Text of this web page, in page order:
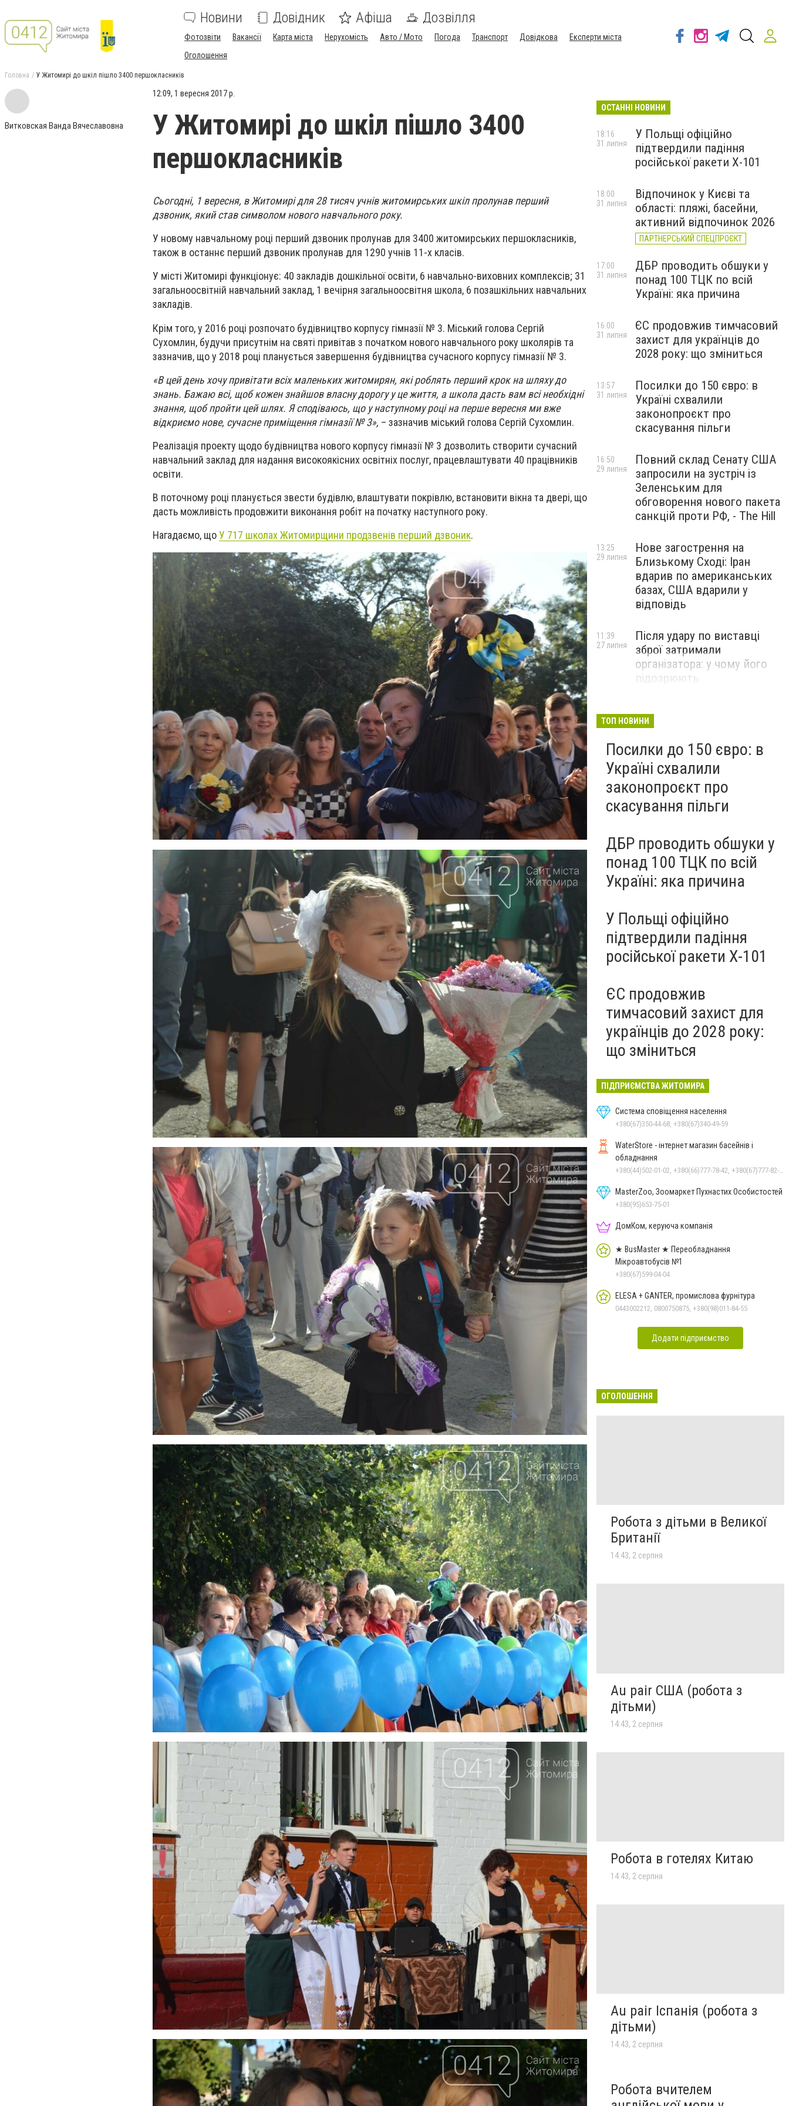
Новини Довідник Афіша Дозвілля
Фотозвіти Вакансії Карта міста Нерухомість Авто / Мото Погода Транспорт Довідкова
Експерти міста
Оголошення
Головна У Житомирі до шкіл пішло 3400 першокласників
Витковская Ванда Вячеславовна
12:09, 1 вересня 2017 р.
У Житомирі до шкіл пішло 3400
першокласників
Сьогодні, 1 вересня, в Житомирі для 28 тисяч учнів житомирських шкіл пролунав перший
дзвоник, який став символом нового навчального року.
У новому навчальному році перший дзвоник пролунав для 3400 житомирських першокласників,
також в останнє перший дзвоник пролунав для 1290 учнів 11-х класів.
У місті Житомирі функціонує: 40 закладів дошкільної освіти, 6 навчально-виховних комплексів; 31
загальноосвітній навчальний заклад, 1 вечірня загальноосвітня школа, 6 позашкільних навчальних
закладів.
Крім того, у 2016 році розпочато будівництво корпусу гімназії № 3. Міський голова Сергій
Сухомлин, будучи присутнім на святі привітав з початком нового навчального року школярів та
зазначив, що у 2018 році планується завершення будівництва сучасного корпусу гімназії № 3.
«В цей день хочу привітати всіх маленьких житомирян, які роблять перший крок на шляху до
знань. Бажаю всі, щоб кожен знайшов власну дорогу у це життя, а школа дасть вам всі необхідні
знання, щоб пройти цей шлях. Я сподіваюсь, що у наступному році на перше вересня ми вже
відкриємо нове, сучасне приміщення гімназії № 3», – зазначив міський голова Сергій Сухомлин.
Реалізація проекту щодо будівництва нового корпусу гімназії № 3 дозволить створити сучасний
навчальний заклад для надання високоякісних освітніх послуг, працевлаштувати 40 працівників
освіти.
В поточному році планується звести будівлю, влаштувати покрівлю, встановити вікна та двері, що
дасть можливість продовжити виконання робіт на початку наступного року.
Нагадаємо, щоУ 717 школах Житомирщини продзвенів перший дзвоник.
ОСТАННІ НОВИНИ
У Польщі офіційно
підтвердили падіння
російської ракети Х-101
18:16
31 липня
Відпочинок у Києві та
області: пляжі, басейни,
активний відпочинок 2026
ПАРТНЕРСЬКИЙ СПЕЦПРОЄКТ
18:00
31 липня
ДБР проводить обшуки у
понад 100 ТЦК по всій
Україні: яка причина
17:00
31 липня
ЄС продовжив тимчасовий
захист для українців до
2028 року: що зміниться
16:00
31 липня
Посилки до 150 євро: в
Україні схвалили
законопроєкт про
скасування пільги
13:57
31 липня
Повний склад Сенату США
запросили на зустріч із
Зеленським для
обговорення нового пакета
санкцій проти РФ, - The Hill
16:50
29 липня
Нове загострення на
Близькому Сході: Іран
вдарив по американських
базах, США вдарили у
відповідь
13:25
29 липня
Після удару по виставці
зброї затримали
організатора: у чому його
підозрюють
11:39
27 липня
ТОП НОВИНИ
Посилки до 150 євро: в
Україні схвалили
законопроєкт про
скасування пільги
ДБР проводить обшуки у
понад 100 ТЦК по всій
Україні: яка причина
У Польщі офіційно
підтвердили падіння
російської ракети Х-101
ЄС продовжив
тимчасовий захист для
українців до 2028 року:
що зміниться
ПІДПРИЄМСТВА ЖИТОМИРА
Система сповіщення населення
+380(67)350-44-68, +380(67)340-49-59
WaterStore - інтернет магазин басейнів і
обладнання
+380(44)502-01-02, +380(66)777-78-42, +380(67)777-82-19, +380(67)890-80-80, +380(73)890-80-80, +380(44)502-01-03
MasterZoo, Зоомаркет Пухнастих Особистостей
+380(95)653-75-01
ДомКом, керуюча компанія
★ BusMaster ★ Переобладнання
Мікроавтобусів №1
+380(67)599-04-04
ELESA + GANTER, промислова фурнітура
0443002212, 0800750875, +380(98)011-84-55
Додати підприємство
ОГОЛОШЕННЯ
Робота з дітьми в Великої
Британії
14:43, 2 серпня
Au pair США (робота з
дітьми)
14:43, 2 серпня
Робота в готелях Китаю
14:43, 2 серпня
Au pair Іспанія (робота з
дітьми)
14:43, 2 серпня
Робота вчителем